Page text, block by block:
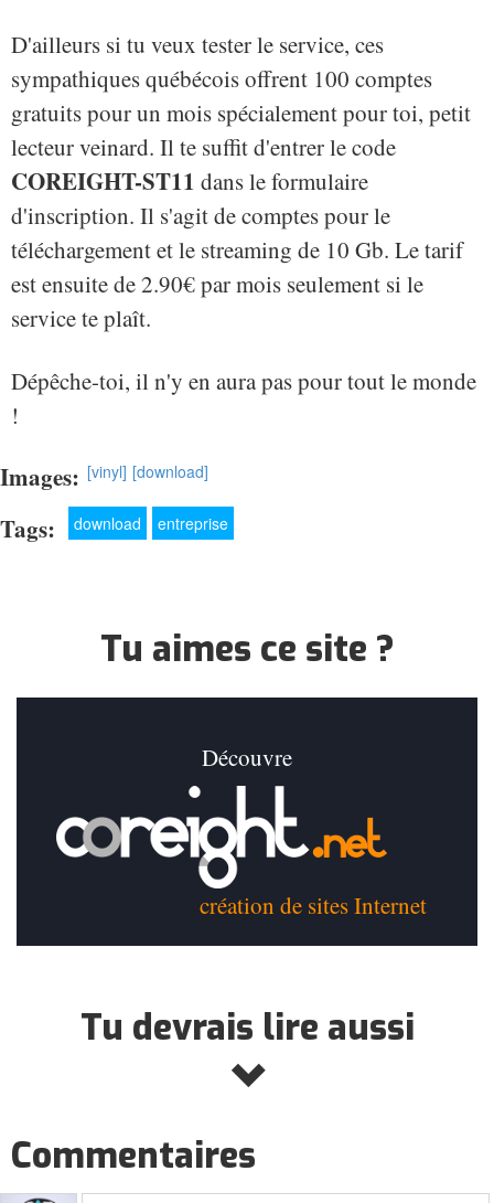
D'ailleurs si tu veux tester le service, ces
sympathiques québécois offrent 100 comptes
gratuits pour un mois spécialement pour toi, petit
lecteur veinard. Il te suffit d'entrer le code
COREIGHT-ST11 dans le formulaire
d'inscription. Il s'agit de comptes pour le
téléchargement et le streaming de 10 Gb. Le tarif
est ensuite de 2.90€ par mois seulement si le
service te plaît.
Dépêche-toi, il n'y en aura pas pour tout le monde
!
Images: [vinyl] [download]
Tags: download entreprise
Tu aimes ce site ?
Découvre
création de sites Internet
Tu devrais lire aussi
Commentaires